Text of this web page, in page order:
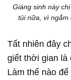
Giáng sinh này
tủi nữa, vì ngắm
Tất nhiên đây
giết thời gian là
Làm thế nào